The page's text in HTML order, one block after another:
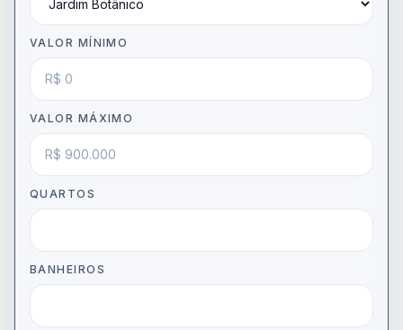
VALOR MÍNIMO
VALOR MÁXIMO
QUARTOS
BANHEIROS